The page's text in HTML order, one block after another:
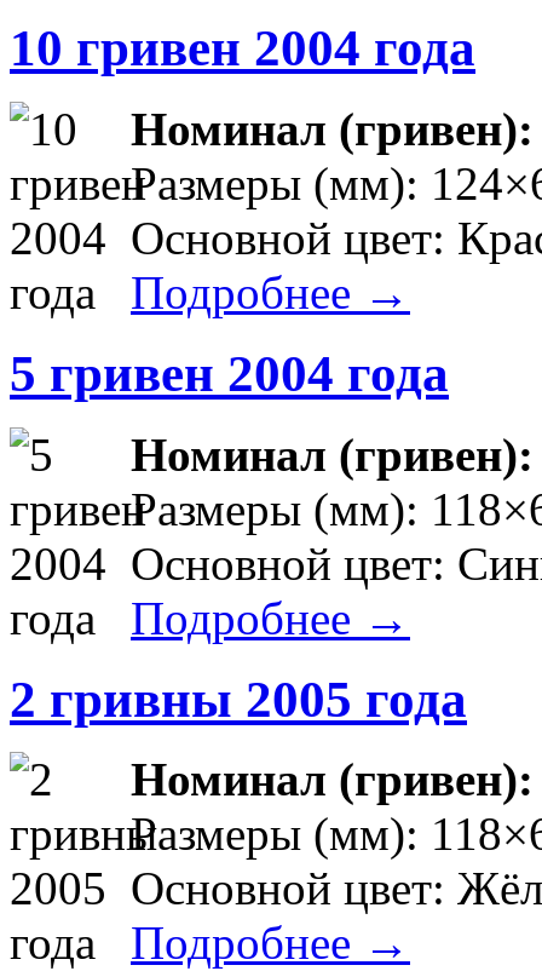
10 гривен 2004 года
Номинал
Размеры (мм):
Основной цвет:
Подробнее →
5 гривен 2004 года
Номинал
Размеры (мм):
Основной цвет:
Подробнее →
2 гривны 2005 года
Номинал
Размеры (мм):
Основной цвет:
Подробнее →